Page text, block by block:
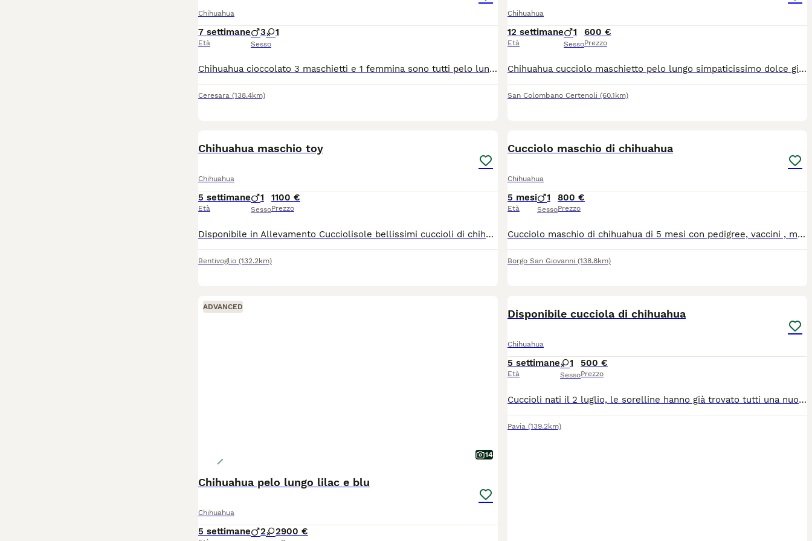
per informazioni su questa razza di cane.
Chihuahua
7 settimane
Età
3 1
Sesso
Chihuahua cioccolato 3 maschietti e 1 femmina sono tutti pelo lungo . Avranno sverminazione microchip vaccinazione pedigree ENCI. Mamma colore isabella papà cioccolato tricolore entrambi con DNA depositato. Non sono in regalo .
Ceresara (138.4km)
Chihuahua
12 settimane
Età
1
Sesso
600 €
Prezzo
Chihuahua cucciolo maschietto pelo lungo simpaticissimo dolce giocherellone, età 80 giorni taglia piccola, sverminato visitato dal veterinario microchip già inserito no vaccino eventuale spesa a parte richiesta euro 600 solo persone seriamente interessate no perditempo no collezionisti di foto queste sono di oggi visibile levante ligure
San Colombano Certenoli (60.1km)
Chihuahua maschio toy
Chihuahua
5 settimane
Età
1
Sesso
1100 €
Prezzo
Disponibile in Allevamento Cucciolisole bellissimi cuccioli di chihuahua si vari colori che si consegnano DI PERSONA in tutta ITALIA dal 20 agosto in poi. I cuccioli avranno doppia sverminazione, primo e secondo vaccino, libretto sanitario e visita veterinaria, microchip con relativo passaggio di proprietà, pedigree Enci e trattamento antiparassitario. Saranno abituati all'uso della traversina igienica e socializzati con altri cani e gatti. Crescono in famiglia giocando con bambini... Allevamento CUCCIOLISOLE anche whatapp
Bentivoglio (132.2km)
Cucciolo maschio di chihuahua
Chihuahua
5 mesi
Età
1
Sesso
800 €
Prezzo
Cucciolo maschio di chihuahua di 5 mesi con pedigree, vaccini , microchip. Provincia di Lodi. Disponibile da subito, visibili anche i genitori.
Borgo San Giovanni (138.8km)
ADVANCED
14
Chihuahua pelo lungo lilac e blu
Chihuahua
5 settimane 2 2900 €
Disponibile cucciola di chihuahua
Chihuahua
5 settimane
Età
1
Sesso
500 €
Prezzo
Cuccioli nati il 2 luglio, le sorelline hanno già trovato tutti una nuova famiglia, ed è rimasta solo questa dolcissima femminuccia in attesa di trovare la sua famiglia ​La piccola è prenotabile da subito e sarà pronta per venire con voi a partire dal 27 agosto. ​Per qualsiasi informazione, per ricevere altre foto contattatemi pure tramite WhatsApp al numero: 3385636194
Pavia (139.2km)